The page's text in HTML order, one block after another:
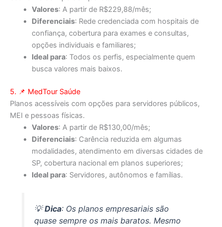
Valores: A partir de R$229,88/mês;
Diferenciais: Rede credenciada com hospitais de
confiança, cobertura para exames e consultas,
opções individuais e familiares;
Ideal para: Todos os perfis, especialmente quem
busca valores mais baixos.
5. 📌 MedTour Saúde
Planos acessíveis com opções para servidores públicos,
MEI e pessoas físicas.
Valores: A partir de R$130,00/mês;
Diferenciais: Carência reduzida em algumas
modalidades, atendimento em diversas cidades de
SP, cobertura nacional em planos superiores;
Ideal para: Servidores, autônomos e famílias.
💡Dica: Os planos empresariais são
quase sempre os mais baratos. Mesmo